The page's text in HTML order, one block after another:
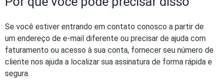
Se você estiver entrando em contato conosco a partir de
um endereço de e-mail diferente ou precisar de ajuda com
faturamento ou acesso à sua conta, fornecer seu número de
cliente nos ajuda a localizar sua assinatura de forma rápida e
segura.